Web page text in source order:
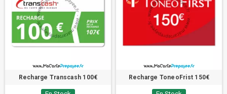
Recharge Transcash 100€ Recharge ToneoFrist 150€